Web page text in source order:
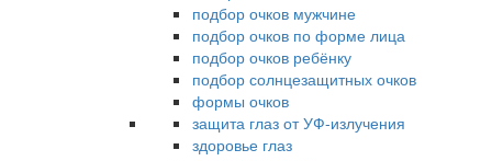
подбор очков мужчине
подбор очков по форме лица
подбор очков ребёнку
подбор солнцезащитных очков
формы очков
защита глаз от УФ-излучения
здоровье глаз